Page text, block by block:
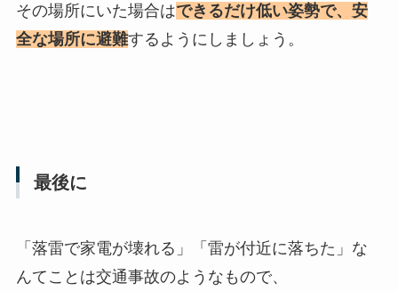
その場所にいた場合はできるだけ低い姿勢で、安
全な場所に避難するようにしましょう。
最後に
「落雷で家電が壊れる」「雷が付近に落ちた」な
んてことは交通事故のようなもので、